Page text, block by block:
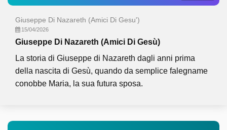
Giuseppe Di Nazareth (Amici Di Gesu')
15/04/2026
Giuseppe Di Nazareth (Amici Di Gesù)
La storia di Giuseppe di Nazareth dagli anni prima
della nascita di Gesù, quando da semplice falegname
conobbe Maria, la sua futura sposa.